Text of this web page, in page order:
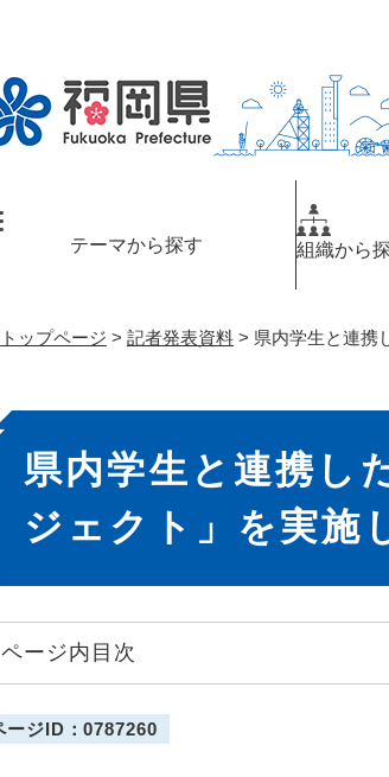
テーマから探す 組織から
トップページ > 記者発表資料 > 県内学生と連携
県内学生と連携し
ジェクト」を実施
ページ内目次
ージID：0787260